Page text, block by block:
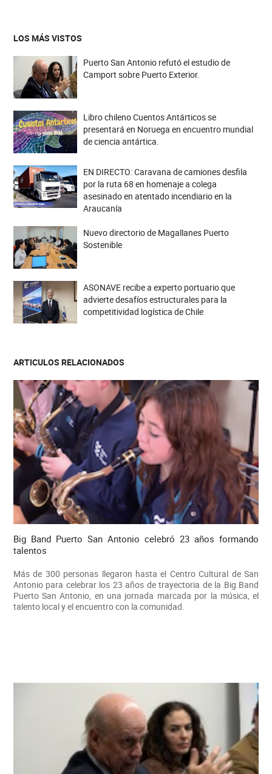
LOS MÁS VISTOS
Puerto San Antonio refutó el estudio de
Camport sobre Puerto Exterior.
Libro chileno Cuentos Antárticos se
presentará en Noruega en encuentro mundial
de ciencia antártica.
EN DIRECTO: Caravana de camiones desfila
por la ruta 68 en homenaje a colega
asesinado en atentado incendiario en la
Araucanía
Nuevo directorio de Magallanes Puerto
Sostenible
ASONAVE recibe a experto portuario que
advierte desafíos estructurales para la
competitividad logística de Chile
ARTICULOS RELACIONADOS
Big Band Puerto San Antonio celebró 23 años formando
talentos
Más de 300 personas llegaron hasta el Centro Cultural de San
Antonio para celebrar los 23 años de trayectoria de la Big Band
Puerto San Antonio, en una jornada marcada por la música, el
talento local y el encuentro con la comunidad.